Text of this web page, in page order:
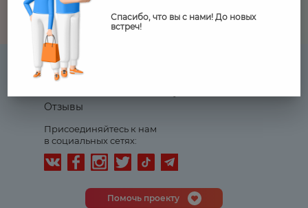
Журнал
Партнеры
Отзывы
Присоединяйтесь к нам
в социальных сетях:
Помочь проекту
Спасибо, что вы с нами! До новых
встреч!